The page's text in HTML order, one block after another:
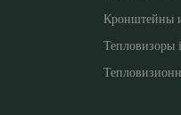
Кронштейны
Тепловизоры